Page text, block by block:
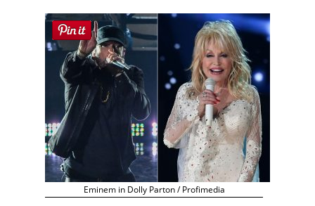
Eminem in Dolly Parton / Profimedia